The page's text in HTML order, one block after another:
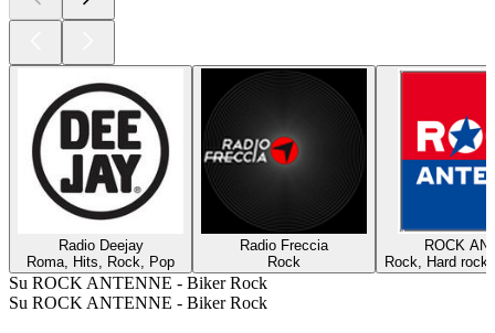
Radio Deejay
Roma, Hits, Rock, Pop
Radio Freccia
Rock
ROCK
Rock, Hard
Su ROCK ANTENNE - Biker Rock
Su ROCK ANTENNE - Biker Rock